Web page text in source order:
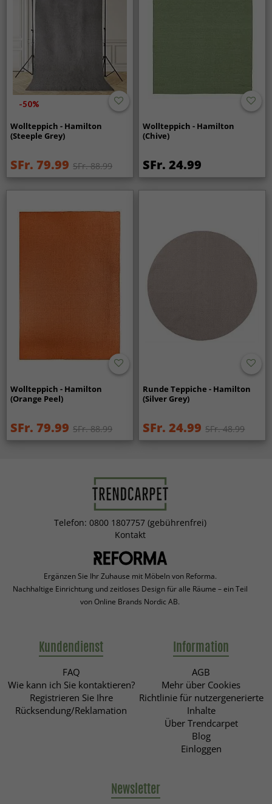
-50%
Wollteppich - Hamilton
(Steeple Grey)
SFr. 79.99 SFr. 88.99
Wollteppich - Hamilton
(Chive)
SFr. 24.99
Wollteppich - Hamilton
(Orange Peel)
SFr. 79.99 SFr. 88.99
Runde Teppiche - Hamilton
(Silver Grey)
SFr. 24.99 SFr. 48.99
Telefon: 0800 1807757 (gebührenfrei)
Kontakt
Ergänzen Sie Ihr Zuhause mit Möbeln von Reforma.
Nachhaltige Einrichtung und zeitloses Design für alle Räume – ein Teil
von Online Brands Nordic AB.
Kundendienst
FAQ
Wie kann ich Sie kontaktieren?
Registrieren Sie Ihre
Rücksendung/Reklamation
Information
AGB
Mehr über Cookies
Richtlinie für nutzergenerierte
Inhalte
Über Trendcarpet
Blog
Einloggen
Newsletter